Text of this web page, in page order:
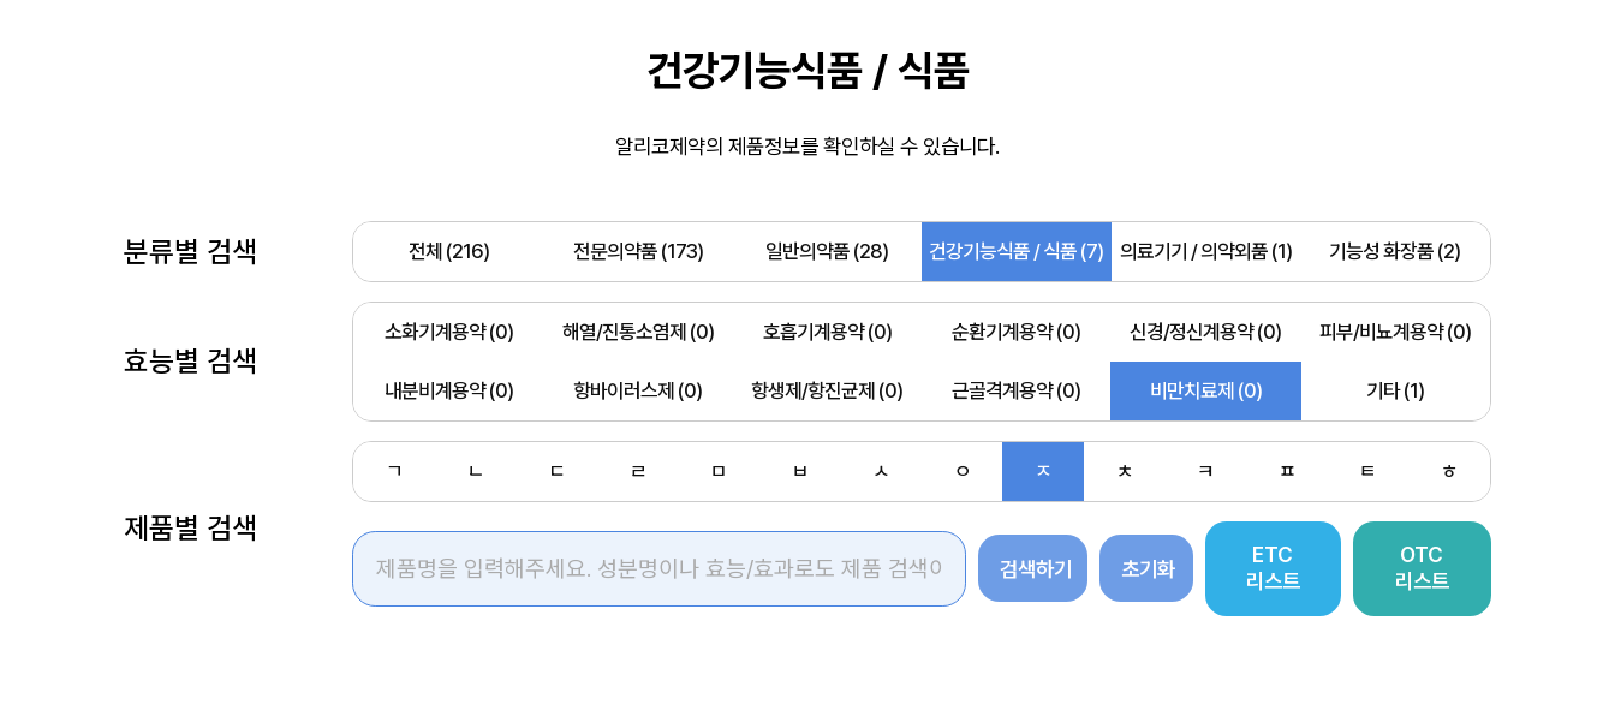
건강기능식품 / 식품
알리코제약의 제품정보를 확인하실 수 있습니다.
분류별 검색 전체 (216) 전문의약품 (173) 일반의약품 (28) 건강기능식품 / 식품 (7) 의료기기 / 의약외품 (1) 기능성 화장품 (2)
효능별 검색
소화기계용약 (0) 해열/진통소염제 (0) 호흡기계용약 (0) 순환기계용약 (0) 신경/정신계용약 (0) 피부/비뇨계용약 (0)
내분비계용약 (0) 항바이러스제 (0) 항생제/항진균제 (0) 근골격계용약 (0) 비만치료제 (0) 기타 (1)
제품별 검색
ㄱ ㄴ ㄷ ㄹ ㅁ ㅂ ㅅ ㅇ ㅈ ㅊ ㅋ ㅍ ㅌ ㅎ
검색하기 초기화
ETC
리스트
OTC
리스트